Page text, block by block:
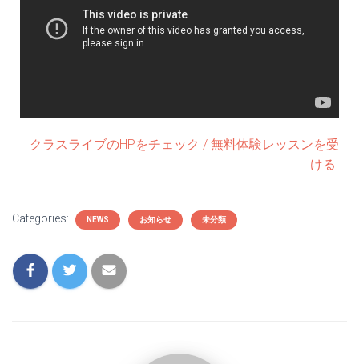
クラスライブのHPをチェック / 無料体験レッスンを受
ける
Categories: NEWS お知らせ 未分類